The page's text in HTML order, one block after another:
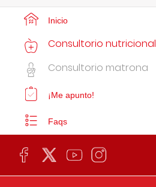
Inicio
Consultorio nutricional
Consultorio matrona
¡Me apunto!
Faqs